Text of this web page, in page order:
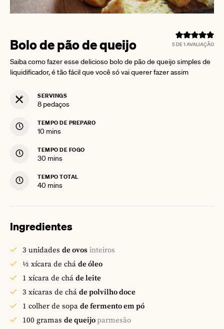
5DE 1 AVALIAÇÃO
Bolo de pão de queijo
Saiba como fazer esse delicioso bolo de pão de queijo simples de
liquidificador, é tão fácil que você só vai querer fazer assim
SERVINGS
8 pedaços
TEMPO DE PREPARO
10minutes
mins
TEMPO DE FOGO
30minutes
mins
TEMPO TOTAL
40minutes
mins
Ingredientes
3 unidades de ovos inteiros
½ xícara de chá de óleo
1 xícara de chá de leite
3 xícaras de chá de polvilho doce
1 colher de sopa de fermento em pó
100 gramas de queijoparmesão